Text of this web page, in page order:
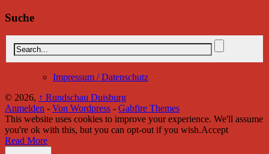
Suche
Impressum / Datenschutz
© 2026, ↑ Rundschau Duisburg
Anmelden - Von Wordpress - Gabfire Themes
This website uses cookies to improve your experience. We'll assume
you're ok with this, but you can opt-out if you wish.Accept
Read More